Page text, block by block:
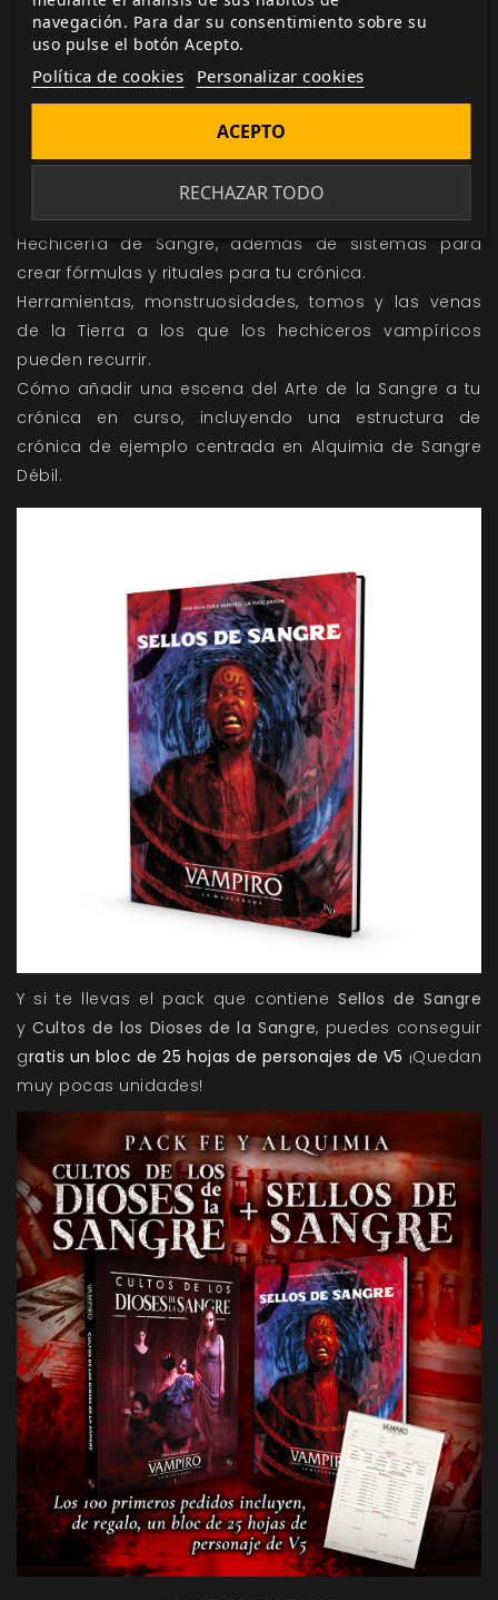
Este libro presenta la Hechicería de Sangre y la
Alquimia de Sangre Débil para Vampiro: La
Mascarada.
La escena rubescente en crónicas del siglo xxi: quién
compra, quién vende, quién caza y quién espera.
Docenas de nuevas fórmulas alquímicas y rituales de
Hechicería de Sangre, además de sistemas para
crear fórmulas y rituales para tu crónica.
Herramientas, monstruosidades, tomos y las venas
de la Tierra a los que los hechiceros vampíricos
pueden recurrir.
Cómo añadir una escena del Arte de la Sangre a tu
crónica en curso, incluyendo una estructura de
crónica de ejemplo centrada en Alquimia de Sangre
Débil.
Y si te llevas el pack que contieneSellos de Sangre
yCultos de los Dioses de la Sangre, puedes conseguir
gratis un bloc de 25 hojas de personajes de V5 ¡Quedan
muy pocas unidades!
navegación. Para dar su consentimiento sobre su
uso pulse el botón Acepto.
Política de cookies Personalizar cookies
RECHAZAR TODO
ACEPTO